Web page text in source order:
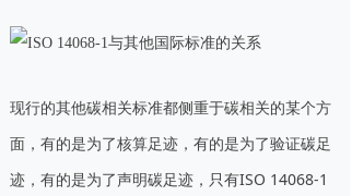
现行的其他碳相关标准都侧重于碳相关的某个方
面，有的是为了核算足迹，有的是为了验证碳足
迹，有的是为了声明碳足迹，只有ISO 14068-1